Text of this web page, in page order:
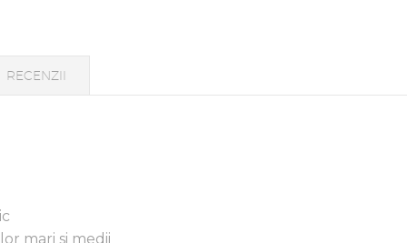
RECENZII
mari si medii